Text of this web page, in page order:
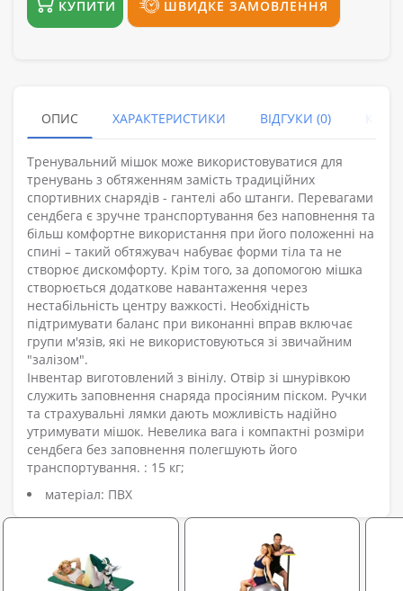
КУПИТИ ШВИДКЕ ЗАМОВЛЕННЯ
ОПИС ХАРАКТЕРИСТИКИ ВІДГУКИ (0)
Тренувальний мішок може використовуватися для
тренувань з обтяженням замість традиційних
спортивних снарядів - гантелі або штанги. Перевагами
сендбега є зручне транспортування без наповнення та
більш комфортне використання при його положенні на
спині – такий обтяжувач набуває форми тіла та не
створює дискомфорту. Крім того, за допомогою мішка
створюється додаткове навантаження через
нестабільність центру важкості. Необхідність
підтримувати баланс при виконанні вправ включає
групи м'язів, які не використовуються зі звичайним
"залізом".
Інвентар виготовлений з вінілу. Отвір зі шнурівкою
служить заповнення снаряда просіяним піском. Ручки
та страхувальні лямки дають можливість надійно
утримувати мішок. Невелика вага і компактні розміри
сендбега без заповнення полегшують його
транспортування. : 15 кг;
матеріал: ПВХ